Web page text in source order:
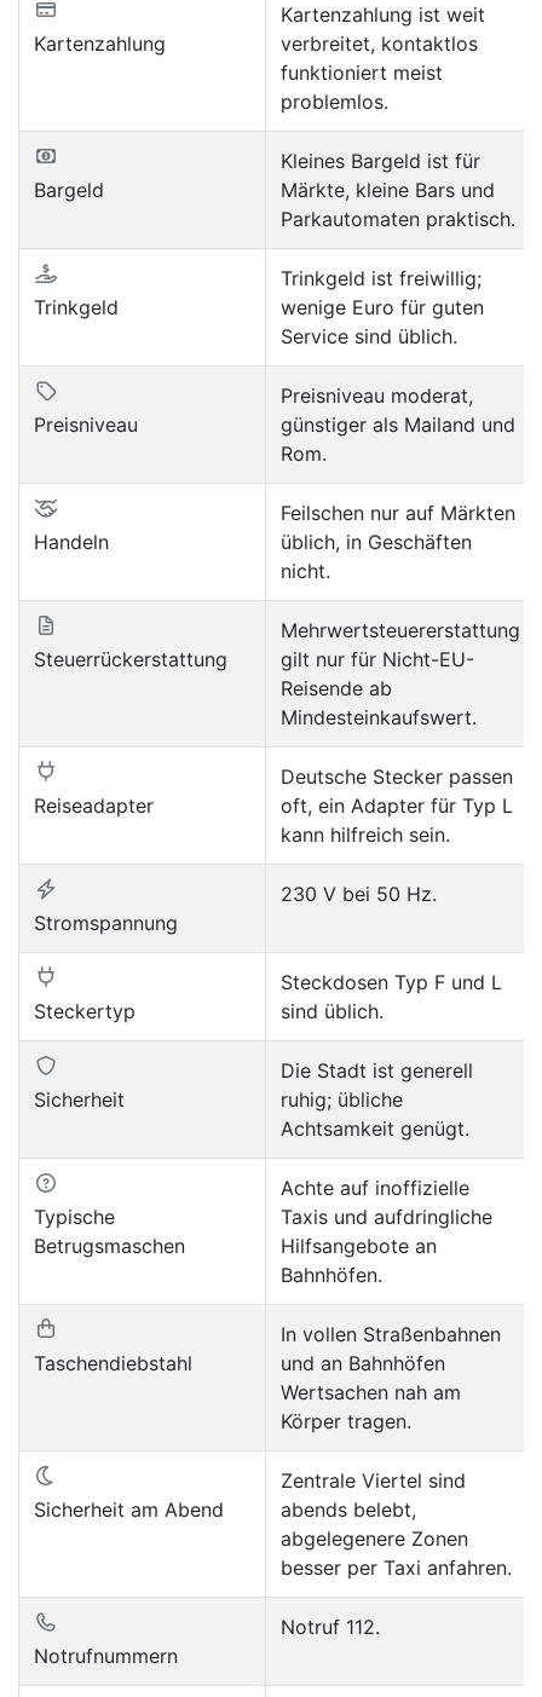
Kartenzahlung
Kartenzahlung ist weit
verbreitet, kontaktlos
funktioniert meist
problemlos.
Bargeld
Kleines Bargeld ist für
Märkte, kleine Bars und
Parkautomaten praktisch.
Trinkgeld
Trinkgeld ist freiwillig;
wenige Euro für guten
Service sind üblich.
Preisniveau
Preisniveau moderat,
günstiger als Mailand und
Rom.
Handeln
Feilschen nur auf Märkten
üblich, in Geschäften
nicht.
Steuerrückerstattung
Mehrwertsteuererstattung
gilt nur für Nicht-EU-
Reisende ab
Mindesteinkaufswert.
Reiseadapter
Deutsche Stecker passen
oft, ein Adapter für Typ L
kann hilfreich sein.
Stromspannung
230 V bei 50 Hz.
Steckertyp
Steckdosen Typ F und L
sind üblich.
Sicherheit
Die Stadt ist generell
ruhig; übliche
Achtsamkeit genügt.
Typische
Betrugsmaschen
Achte auf inoffizielle
Taxis und aufdringliche
Hilfsangebote an
Bahnhöfen.
Taschendiebstahl
In vollen Straßenbahnen
und an Bahnhöfen
Wertsachen nah am
Körper tragen.
Sicherheit am Abend
Zentrale Viertel sind
abends belebt,
abgelegenere Zonen
besser per Taxi anfahren.
Notrufnummern
Notruf 112.